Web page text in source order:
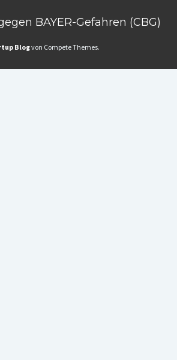
BAYER-Gefahren (CBG)
Blogvon Compete Themes.